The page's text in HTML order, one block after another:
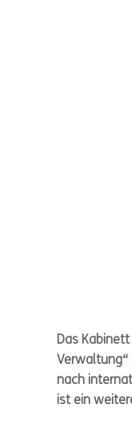
Das
nach
ist ein